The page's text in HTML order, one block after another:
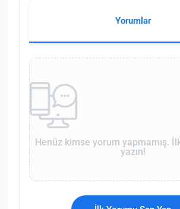
Yorumlar
Henüz kimse yorum yapmamış.
yazın!